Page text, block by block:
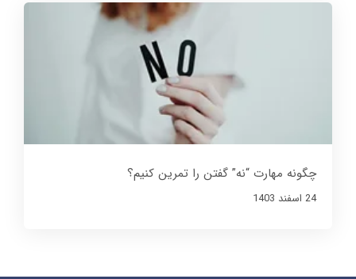
چگونه مهارت “نه” گفتن را تمرین کنیم؟
24 اسفند 1403